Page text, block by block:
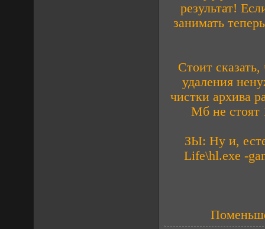
результат!
занимать
Стоит
удаления
чистки архива
Мб не стоят
ЗЫ: Ну и,
Life\hl.exe -